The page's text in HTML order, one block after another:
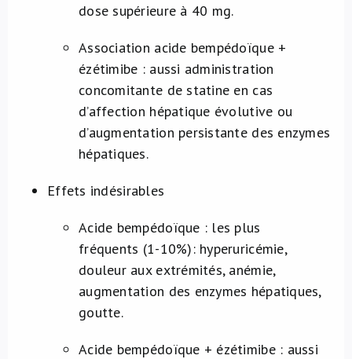
dose supérieure à 40 mg.
Association acide bempédoïque +
ézétimibe : aussi administration
concomitante de statine en cas
d’affection hépatique évolutive ou
d’augmentation persistante des enzymes
hépatiques.
Effets indésirables
Acide bempédoïque : les plus
fréquents (1-10%): hyperuricémie,
douleur aux extrémités, anémie,
augmentation des enzymes hépatiques,
goutte.
Acide bempédoïque + ézétimibe : aussi